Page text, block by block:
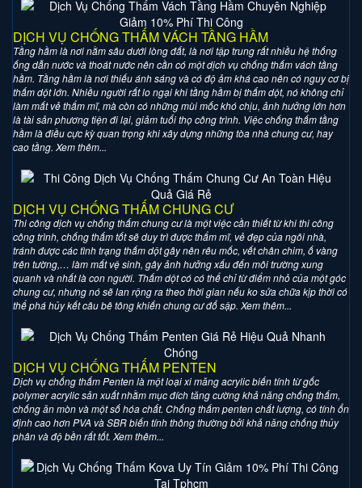
DỊCH VỤ CHỐNG THẤM VÁCH TẦNG HẦM
Tầng hầm là nơi nằm sâu dưới lòng đất, là nơi tập trung rất nhiều hệ thống
ống dẫn nước và thoát nước nên cần có một dịch vụ chống thấm vách tầng
hầm. Tầng hầm là nơi thiếu ánh sáng và có độ ảm khá cao nên có nguy cơ bị
thấm dột lớn. Nhiều người rất lo ngại khi tầng hầm bị thấm dột, nó không chỉ
làm mất vẻ thẩm mĩ, mà còn có những mùi mốc khó chịu, ảnh hưởng lớn hơn
là tài sản phương tiện đi lại, giảm tuổi thọ công trình. Việc chống thấm tầng
hầm là điều cực kỳ quan trọng khi xây dựng những tòa nhà chung cư, hay
cao tầng. Xem thêm...
DỊCH VỤ CHỐNG THẤM CHUNG CƯ
Thi công dịch vụ chống thấm chung cư là một việc cần thiết từ khi thi công
công trình, chống thấm tốt sẽ duy trì được thẩm mĩ, vẻ đẹp của ngôi nhà,
tránh được các tình trạng thấm dột gây nên rêu mốc, vết chân chim, ố vàng
trên tường,… làm mất vệ sinh, gây ảnh hưởng xấu đến môi trường xung
quanh và nhất là con người. Thấm dột có có thể chỉ từ điểm nhỏ của một góc
chung cư, nhưng nó sẽ lan rộng ra theo thời gian nếu ko sửa chữa kịp thời có
thể phá hủy kết câu bê tông khiến chung cư đổ sập. Xem thêm...
DỊCH VỤ CHỐNG THẤM PENTEN
Dịch vụ chống thấm Penten là một loại xi măng acrylic biến tính từ gốc
polymer acrylic sản xuất nhằm mục đích tăng cường khả năng chống thấm,
chống ăn mòn và một số hóa chất. Chống thấm penten chất lượng, có tính ổn
định cao hơn PVA và SBR biến tính thông thường bởi khả năng chống thủy
phân và độ bền rất tốt. Xem thêm...